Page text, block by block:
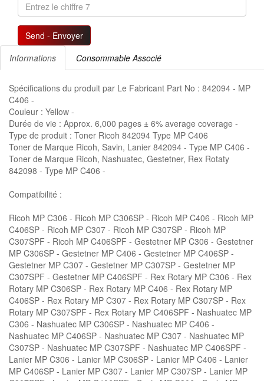
Send - Envoyer
Informations
Consommable Associé
Spécifications du produit par Le Fabricant Part No : 842094 - MP
C406 -
Couleur : Yellow -
Durée de vie : Approx. 6,000 pages ± 6% average coverage -
Type de produit : Toner Ricoh 842094 Type MP C406
Toner de Marque Ricoh, Savin, Lanier 842094 - Type MP C406 -
Toner de Marque Ricoh, Nashuatec, Gestetner, Rex Rotaty
842098 - Type MP C406 -
Compatibilité :
Ricoh MP C306 - Ricoh MP C306SP - Ricoh MP C406 - Ricoh MP
C406SP - Ricoh MP C307 - Ricoh MP C307SP - Ricoh MP
C307SPF - Ricoh MP C406SPF - Gestetner MP C306 - Gestetner
MP C306SP - Gestetner MP C406 - Gestetner MP C406SP -
Gestetner MP C307 - Gestetner MP C307SP - Gestetner MP
C307SPF - Gestetner MP C406SPF - Rex Rotary MP C306 - Rex
Rotary MP C306SP - Rex Rotary MP C406 - Rex Rotary MP
C406SP - Rex Rotary MP C307 - Rex Rotary MP C307SP - Rex
Rotary MP C307SPF - Rex Rotary MP C406SPF - Nashuatec MP
C306 - Nashuatec MP C306SP - Nashuatec MP C406 -
Nashuatec MP C406SP - Nashuatec MP C307 - Nashuatec MP
C307SP - Nashuatec MP C307SPF - Nashuatec MP C406SPF -
Lanier MP C306 - Lanier MP C306SP - Lanier MP C406 - Lanier
MP C406SP - Lanier MP C307 - Lanier MP C307SP - Lanier MP